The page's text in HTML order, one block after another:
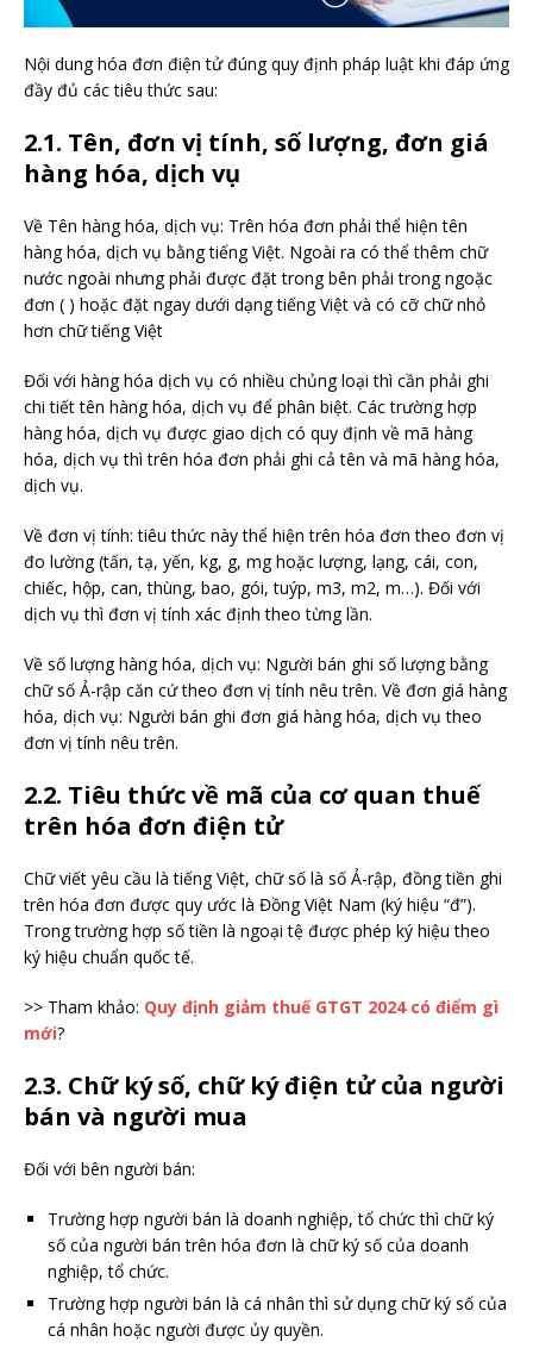
Nội dung hóa đơn điện tử đúng quy định pháp luật khi đáp ứng
đầy đủ các tiêu thức sau:
2.1. Tên, đơn vị tính, số lượng, đơn giá
hàng hóa, dịch vụ
Về Tên hàng hóa, dịch vụ: Trên hóa đơn phải thể hiện tên
hàng hóa, dịch vụ bằng tiếng Việt. Ngoài ra có thể thêm chữ
nước ngoài nhưng phải được đặt trong bên phải trong ngoặc
đơn ( ) hoặc đặt ngay dưới dạng tiếng Việt và có cỡ chữ nhỏ
hơn chữ tiếng Việt
Đối với hàng hóa dịch vụ có nhiều chủng loại thì cần phải ghi
chi tiết tên hàng hóa, dịch vụ để phân biệt. Các trường hợp
hàng hóa, dịch vụ được giao dịch có quy định về mã hàng
hóa, dịch vụ thì trên hóa đơn phải ghi cả tên và mã hàng hóa,
dịch vụ.
Về đơn vị tính: tiêu thức này thể hiện trên hóa đơn theo đơn vị
đo lường (tấn, tạ, yến, kg, g, mg hoặc lượng, lạng, cái, con,
chiếc, hộp, can, thùng, bao, gói, tuýp, m3, m2, m…). Đối với
dịch vụ thì đơn vị tính xác định theo từng lần.
Về số lượng hàng hóa, dịch vụ: Người bán ghi số lượng bằng
chữ số Ả-rập căn cứ theo đơn vị tính nêu trên. Về đơn giá hàng
hóa, dịch vụ: Người bán ghi đơn giá hàng hóa, dịch vụ theo
đơn vị tính nêu trên.
2.2. Tiêu thức về mã của cơ quan thuế
trên hóa đơn điện tử
Chữ viết yêu cầu là tiếng Việt, chữ số là số Ả-rập, đồng tiền ghi
trên hóa đơn được quy ước là Đồng Việt Nam (ký hiệu “đ”).
Trong trường hợp số tiền là ngoại tệ được phép ký hiệu theo
ký hiệu chuẩn quốc tế.
>> Tham khảo: Quy định giảm thuế GTGT 2024 có điểm gì
mới?
2.3. Chữ ký số, chữ ký điện tử của người
bán và người mua
Đối với bên người bán:
Trường hợp người bán là doanh nghiệp, tổ chức thì chữ ký
số của người bán trên hóa đơn là chữ ký số của doanh
nghiệp, tổ chức.
Trường hợp người bán là cá nhân thì sử dụng chữ ký số của
cá nhân hoặc người được ủy quyền.